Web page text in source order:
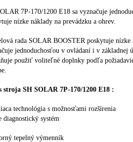
7P-170/1200 E18 sa vyznačuje
nízke náklady na prevádzku a ohrev.
rada SOLAR BOOSTER poskytuje nízke
jednoduchosťou v ovládaní i v základnej
použiť voliteľné doplnky podľa
stroja SH SOLAR 7P-170/1200 E18 :
technológia s možnosťami rozšírenia
diagnostický systém
tepelný výmenník